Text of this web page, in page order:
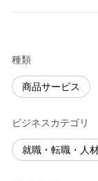
種類
商品サービス
ビジネスカテゴリ
就職・転職・人